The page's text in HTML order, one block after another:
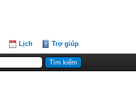
Lịch Trợ giúp